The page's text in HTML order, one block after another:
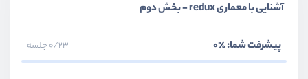
آشنایی با معماری redux - بخش دوم
پیشرفت شما:٪0 0/23 جلسه